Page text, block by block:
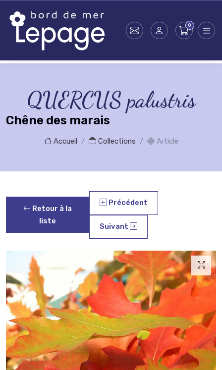
QUERCUS palustris
Chêne des marais
Accueil Collections Article
Retour à la
liste
Précédent
Suivant